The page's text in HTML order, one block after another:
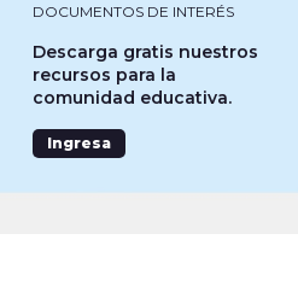
DOCUMENTOS DE INTERÉS
Descarga gratis nuestros
recursos para la
comunidad educativa.
Ingresa